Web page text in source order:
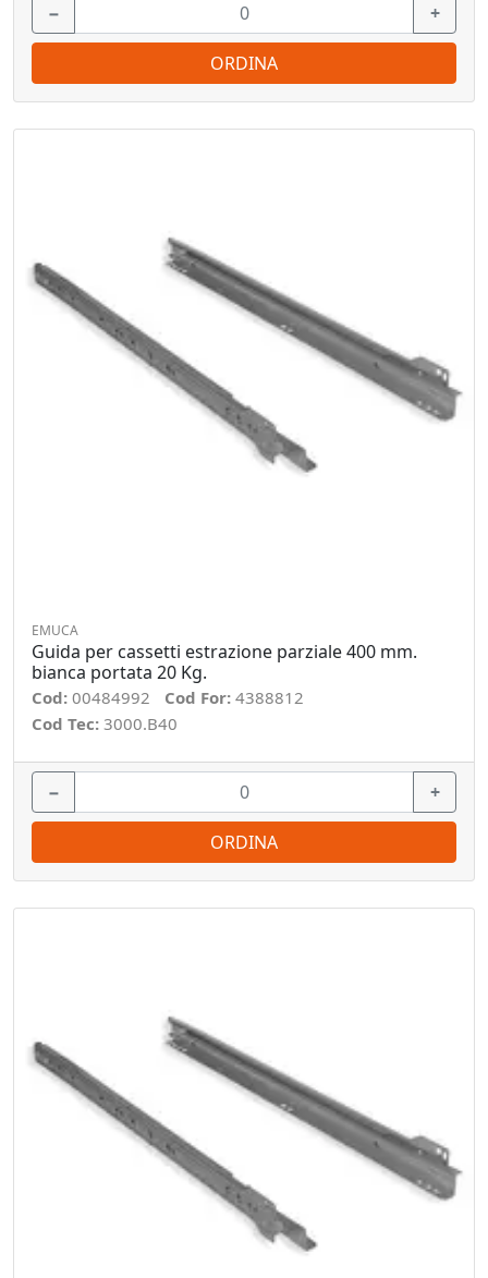
− +
ORDINA
EMUCA
Guida per cassetti estrazione parziale 400 mm.
bianca portata 20 Kg.
Cod: 00484992 Cod For: 4388812
Cod Tec: 3000.B40
− +
ORDINA